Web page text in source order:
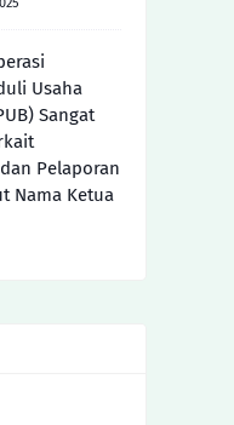
Usaha
Sangat
Pelaporan
Nama Ketua